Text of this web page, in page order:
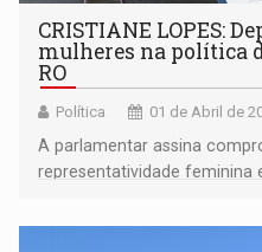
CRISTIANE LOPES:
mulheres na política
RO
Política 01 de Abril de
A parlamentar assina
representatividade feminina